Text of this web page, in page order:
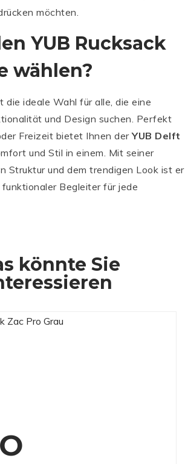
möchten.
YUB Rucksack
wählen?
die ideale Wahl für alle, die eine
und Design suchen. Perfekt
Freizeit bietet Ihnen derYUB Delft
und Stil in einem. Mit seiner
Struktur und dem trendigen Look ist er
Begleiter für jede
könnte Sie